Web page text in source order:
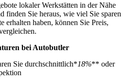
lokaler Werkstätten in der Nähe
finden Sie heraus, wie viel Sie sparen
erhalten haben, können Sie Preis,
bei Autobutler
Sie durchschnittlich*18%** oder